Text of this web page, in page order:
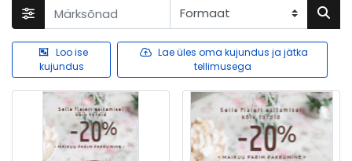
Loo ise
kujundus
Lae üles oma kujundus ja jätka
tellimusega